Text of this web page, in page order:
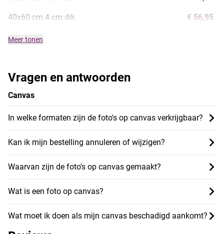
Vragen en antwoorden
Canvas
In welke formaten zijn de foto's op canvas verkrijgbaar?
Kan ik mijn bestelling annuleren of wijzigen?
Waarvan zijn de foto's op canvas gemaakt?
Wat is een foto op canvas?
Wat moet ik doen als mijn canvas beschadigd aankomt?
40x60 cm 4 cm dik € 56,95
Meer tonen